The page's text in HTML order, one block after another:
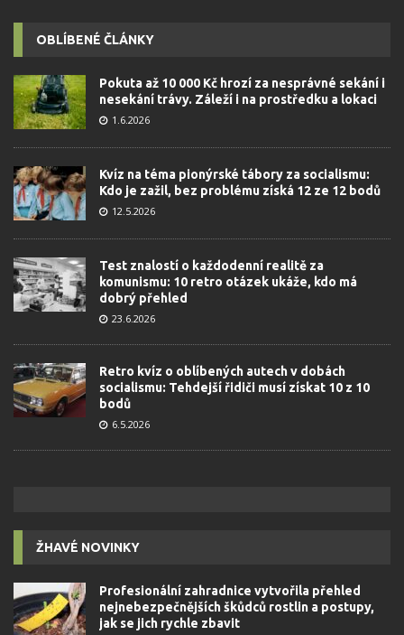
OBLÍBENÉ ČLÁNKY
Pokuta až 10 000 Kč hrozí za nesprávné sekání i
nesekání trávy. Záleží i na prostředku a lokaci
1.6.2026
Kvíz na téma pionýrské tábory za socialismu:
Kdo je zažil, bez problému získá 12 ze 12 bodů
12.5.2026
Test znalostí o každodenní realitě za
komunismu: 10 retro otázek ukáže, kdo má
dobrý přehled
23.6.2026
Retro kvíz o oblíbených autech v dobách
socialismu: Tehdejší řidiči musí získat 10 z 10
bodů
6.5.2026
ŽHAVÉ NOVINKY
Profesionální zahradnice vytvořila přehled
nejnebezpečnějších škůdců rostlin a postupy,
jak se jich rychle zbavit